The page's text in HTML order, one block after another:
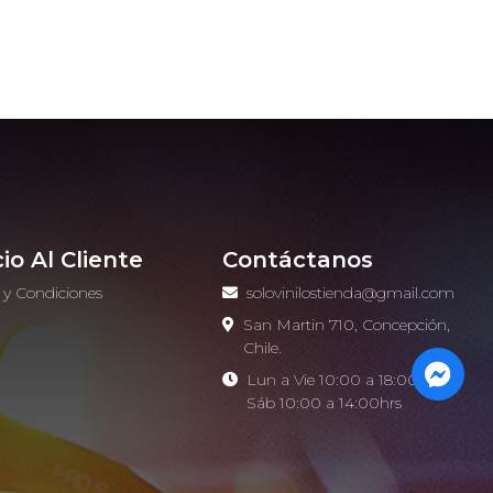
Al Cliente
Condiciones
Contáctanos
solovinilostienda@gmail.com
San Martin 710, Concepción,
Chile.
Lun a Vie 10:00 a 18:00hrs -
Sáb 10:00 a 14:00hrs